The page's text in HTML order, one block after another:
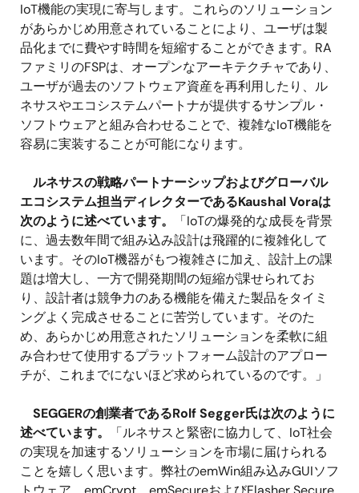
IoT機能の実現に寄与します。これらのソリューション
があらかじめ用意されていることにより、ユーザは製
品化までに費やす時間を短縮することができます。RA
ファミリのFSPは、オープンなアーキテクチャであり、
ユーザが過去のソフトウェア資産を再利用したり、ル
ネサスやエコシステムパートナが提供するサンプル・
ソフトウェアと組み合わせることで、複雑なIoT機能を
容易に実装することが可能になります。
ルネサスの戦略パートナーシップおよびグローバル
エコシステム担当ディレクターであるKaushal Voraは
次のように述べています。
「IoTの爆発的な成長を背景
に、過去数年間で組み込み設計は飛躍的に複雑化して
います。そのIoT機器がもつ複雑さに加え、設計上の課
題は増大し、一方で開発期間の短縮が課せられてお
り、設計者は競争力のある機能を備えた製品をタイミ
ングよく完成させることに苦労しています。そのた
め、あらかじめ用意されたソリューションを柔軟に組
み合わせて使用するプラットフォーム設計のアプロー
チが、これまでにないほど求められているのです。」
SEGGERの創業者であるRolf Segger氏は次のように
述べています。
「ルネサスと緊密に協力して、IoT社会
の実現を加速するソリューションを市場に届けられる
ことを嬉しく思います。弊社のemWin組み込みGUIソフ